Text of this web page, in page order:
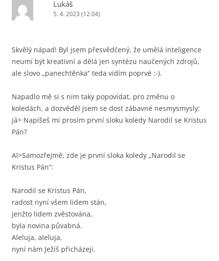
Lukáš
5. 4. 2023 (12.04)
Skvělý nápad! Byl jsem přesvědčený, že umělá inteligence
neumí být kreativní a dělá jen syntézu naučených zdrojů,
ale slovo „panechtěnka“ teda vidím poprvé :-).
Napadlo mě si s ním taky popovídat, pro změnu o
koledách, a dozvěděl jsem se dost zábavné nesmysmysly:
já> Napíšeš mi prosím první sloku koledy Narodil se Kristus
Pán?
AI>Samozřejmě, zde je první sloka koledy „Narodil se
Kristus Pán“:
Narodil se Kristus Pán,
radost nyní všem lidem stán,
jenžto lidem zvěstována,
byla novina půvabná.
Aleluja, aleluja,
nyní nám Ježíš přicházejí.